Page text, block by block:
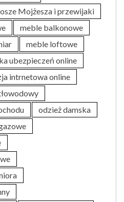
Mojżesza i przewijaki
meble balkonowe
meble loftowe
ubezpieczeń online
intrnetowa online
odzież damska